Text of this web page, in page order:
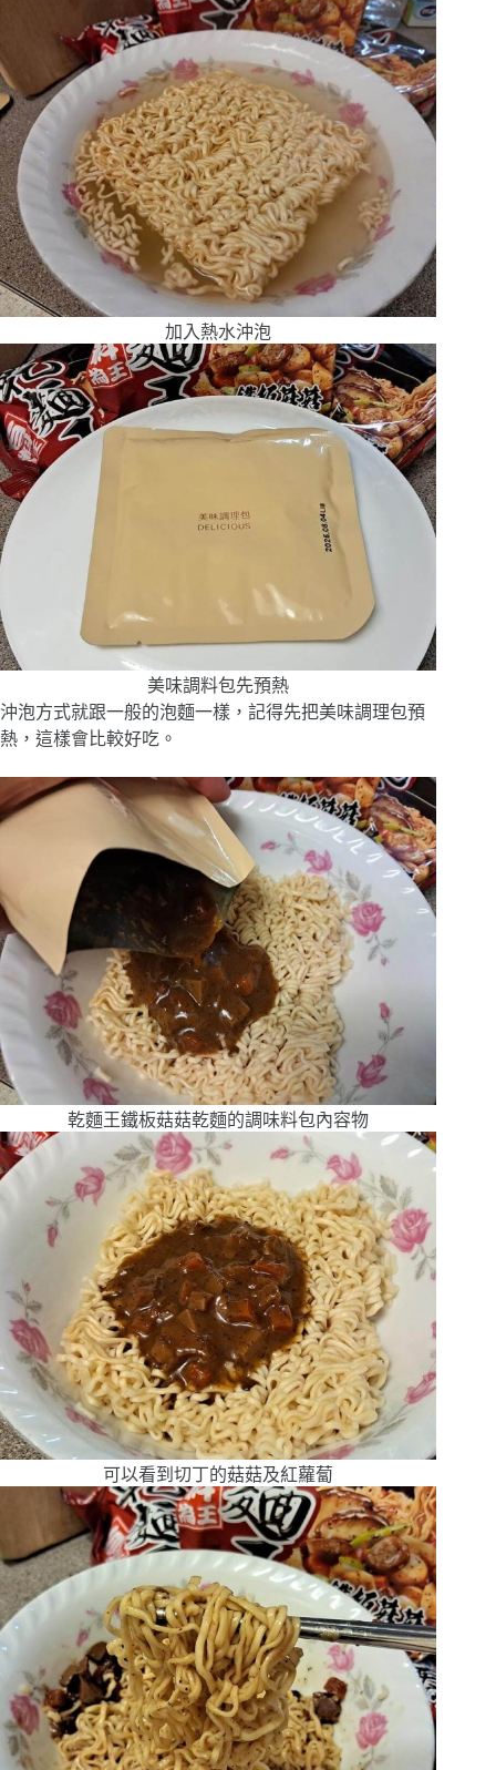
加入熱水沖泡
美味調料包先預熱
沖泡方式就跟一般的泡麵一樣，記得先把美味調理包預
熱，這樣會比較好吃。
乾麵王鐵板菇菇乾麵的調味料包內容物
可以看到切丁的菇菇及紅蘿蔔